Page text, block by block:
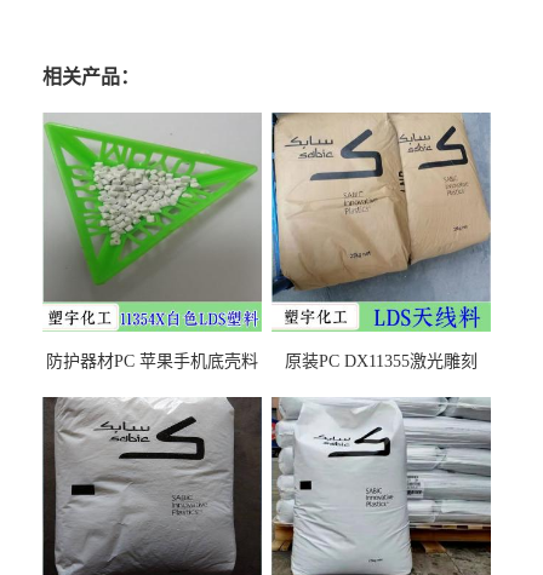
相关产品：
防护器材PC 苹果手机底壳料
之忧
原装PC DX11355激光雕刻